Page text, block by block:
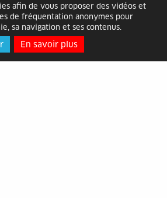
afin de vous proposer des vidéos et
de fréquentation anonymes pour
sa navigation et ses contenus.
En savoir plus